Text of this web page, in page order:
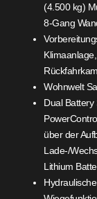
(4.500 kg)
8-Gang
Wohnwelt
Dual Battery
über der
Lade-/
Lithium